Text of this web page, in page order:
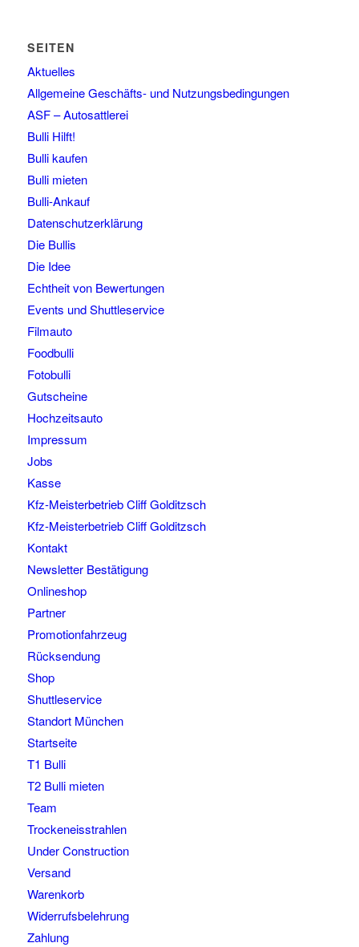
SEITEN
Aktuelles
Allgemeine Geschäfts- und Nutzungsbedingungen
ASF – Autosattlerei
Bulli Hilft!
Bulli kaufen
Bulli mieten
Bulli-Ankauf
Datenschutzerklärung
Die Bullis
Die Idee
Echtheit von Bewertungen
Events und Shuttleservice
Filmauto
Foodbulli
Fotobulli
Gutscheine
Hochzeitsauto
Impressum
Jobs
Kasse
Kfz-Meisterbetrieb Cliff Golditzsch
Kfz-Meisterbetrieb Cliff Golditzsch
Kontakt
Newsletter Bestätigung
Onlineshop
Partner
Promotionfahrzeug
Rücksendung
Shop
Shuttleservice
Standort München
Startseite
T1 Bulli
T2 Bulli mieten
Team
Trockeneisstrahlen
Under Construction
Versand
Warenkorb
Widerrufsbelehrung
Zahlung